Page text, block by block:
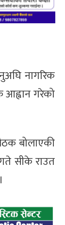
नागरिक
आह्वान गरेको
बोलाएकी
सीके राउत